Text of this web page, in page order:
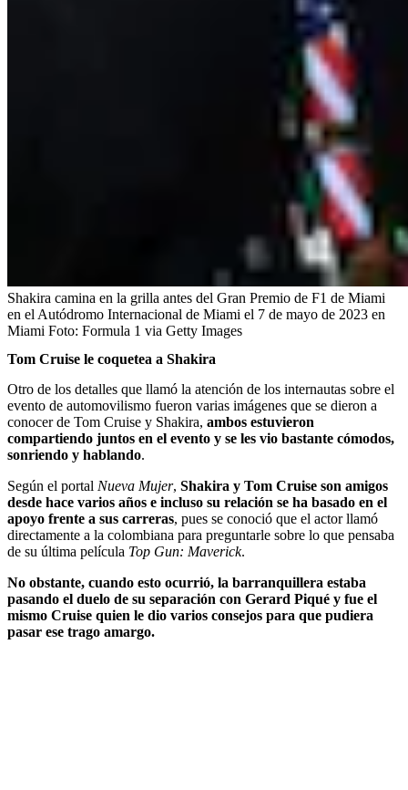
Shakira camina en la grilla antes del Gran Premio de F1 de Miami
en el Autódromo Internacional de Miami el 7 de mayo de 2023 en
Miami Foto: Formula 1 via Getty Images
Tom Cruise le coquetea a Shakira
Otro de los detalles que llamó la atención de los internautas sobre el
evento de automovilismo fueron varias imágenes que se dieron a
conocer de Tom Cruise y Shakira, ambos estuvieron
compartiendo juntos en el evento y se les vio bastante cómodos,
sonriendo y hablando.
Según el portal Nueva Mujer, Shakira y Tom Cruise son amigos
desde hace varios años e incluso su relación se ha basado en el
apoyo frente a sus carreras, pues se conoció que el actor llamó
directamente a la colombiana para preguntarle sobre lo que pensaba
de su última película Top Gun: Maverick.
No obstante, cuando esto ocurrió, la barranquillera estaba
pasando el duelo de su separación con Gerard Piqué y fue el
mismo Cruise quien le dio varios consejos para que pudiera
pasar ese trago amargo.